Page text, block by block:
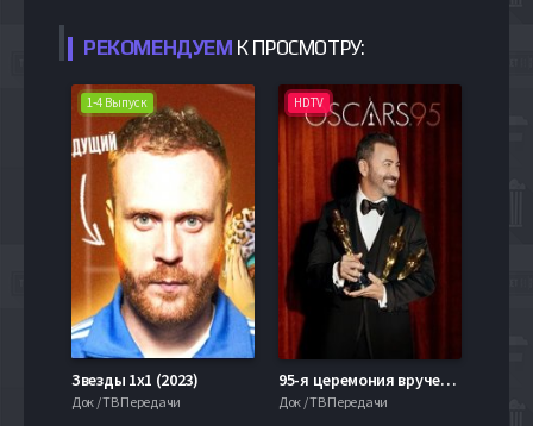
РЕКОМЕНДУЕМ К ПРОСМОТРУ:
1-4 Выпуск
Звезды 1х1 (2023)
Док / ТВ Передачи
HDTV
95-я церемония вручения премии «Оскар» (2023)
Док / ТВ Передачи